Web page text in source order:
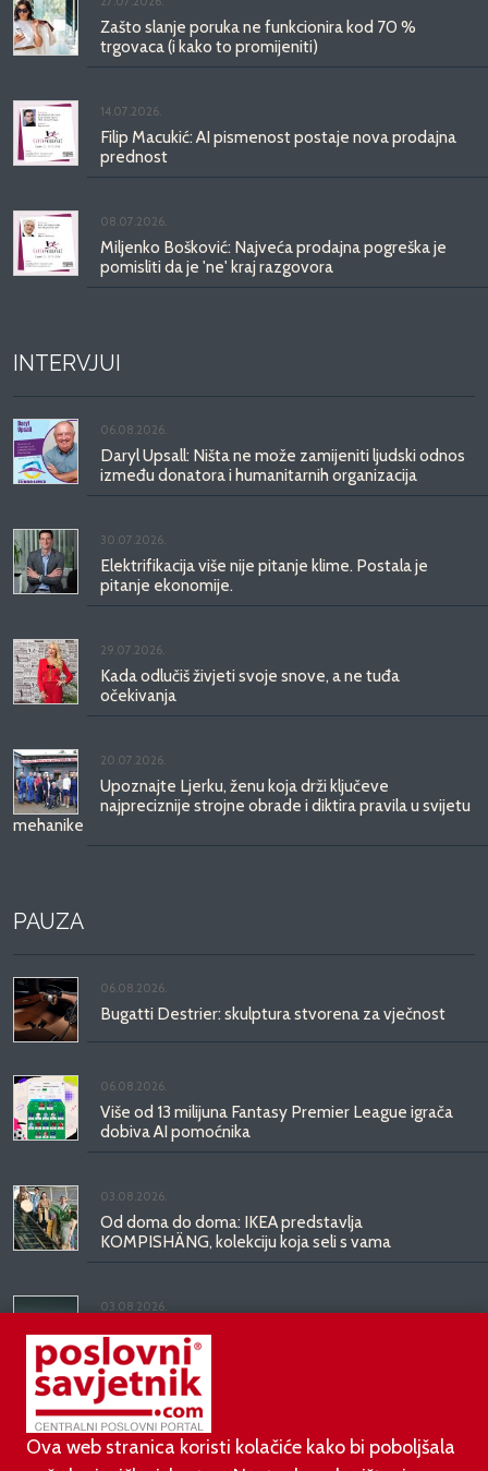
Zašto slanje poruka ne funkcionira kod 70 %
trgovaca (i kako to promijeniti)
14.07.2026.
Filip Macukić: AI pismenost postaje nova prodajna
prednost
08.07.2026.
Miljenko Bošković: Najveća prodajna pogreška je
pomisliti da je 'ne' kraj razgovora
INTERVJUI
06.08.2026.
Daryl Upsall: Ništa ne može zamijeniti ljudski odnos
između donatora i humanitarnih organizacija
30.07.2026.
Elektrifikacija više nije pitanje klime. Postala je
pitanje ekonomije.
29.07.2026.
Kada odlučiš živjeti svoje snove, a ne tuđa
očekivanja
20.07.2026.
Upoznajte Ljerku, ženu koja drži ključeve
najpreciznije strojne obrade i diktira pravila u svijetu
mehanike
PAUZA
06.08.2026.
Bugatti Destrier: skulptura stvorena za vječnost
06.08.2026.
Više od 13 milijuna Fantasy Premier League igrača
dobiva AI pomoćnika
03.08.2026.
Od doma do doma: IKEA predstavlja
KOMPISHÄNG, kolekciju koja seli s vama
03.08.2026.
Kineski BYD predstavio luksuznu limuzinu veću od
Mercedesove S-klase, obećava domet do 1.000
kilometara
Ova web stranica koristi kolačiće kako bi poboljšala